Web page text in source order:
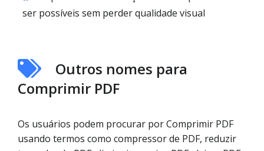
ser possíveis sem perder qualidade visual
Outros nomes para
Comprimir PDF
Os usuários podem procurar por Comprimir PDF
usando termos como compressor de PDF, reduzir